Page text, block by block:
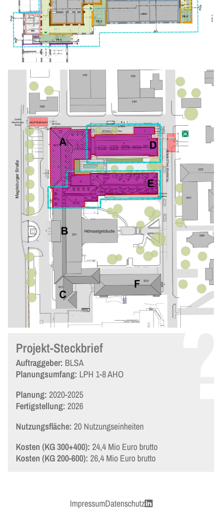
Projekt-Steckbrief
Auftraggeber: BLSA
Planungsumfang: LPH 1-8 AHO
Planung: 2020-2025
Fertigstellung: 2026
Nutzungsfläche: 20 Nutzungseinheiten
Kosten (KG 300+400): 24,4 Mio Euro brutto
Kosten (KG 200-600): 26,4 Mio Euro brutto
ImpressumDatenschutz